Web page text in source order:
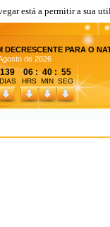
está a permitir a sua
DECRESCENTE PARA O
de 2026
06 : 40 : 55
DIAS HRS MIN SEG